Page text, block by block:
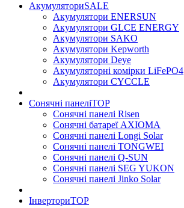
АкумуляториSALE
Акумулятори ENERSUN
Акумулятори GLCE ENERGY
Акумулятори SAKO
Акумулятори Kepworth
Акумулятори Deye
Акумуляторні комірки LiFePO4
Акумулятори CYCCLE
Сонячні панеліTOP
Сонячні панелі Risen
Сонячні батареї AXIOMA
Сонячні панелі Longi Solar
Сонячні панелі TONGWEI
Сонячні панелі Q-SUN
Сонячні панелі SEG YUKON
Сонячні панелі Jinko Solar
ІнверториTOP